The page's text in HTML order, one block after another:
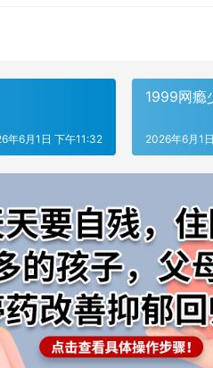
年6月1日 下午11:32
1999网瘾
2026年6月1